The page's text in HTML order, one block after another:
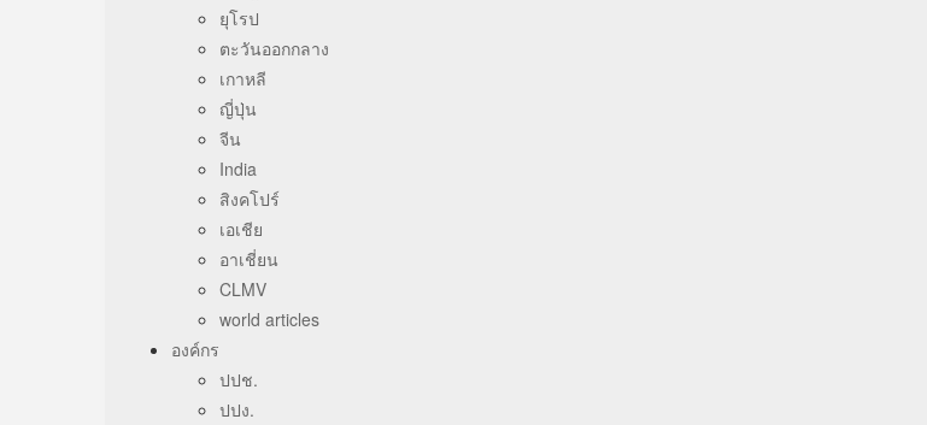
ยุโรป
ตะวันออกกลาง
เกาหลี
ญี่ปุ่น
จีน
India
สิงคโปร์
เอเชีย
อาเชี่ยน
CLMV
world articles
องค์กร
ปปช.
ปปง.